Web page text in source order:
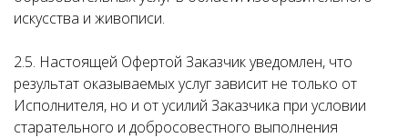
искусства и живописи.
2.5. Настоящей Офертой Заказчик уведомлен, что
результат оказываемых услуг зависит не только от
Исполнителя, но и от усилий Заказчика при условии
старательного и добросовестного выполнения